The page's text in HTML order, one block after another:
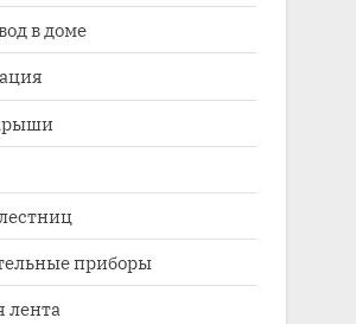
в доме
приборы
лента